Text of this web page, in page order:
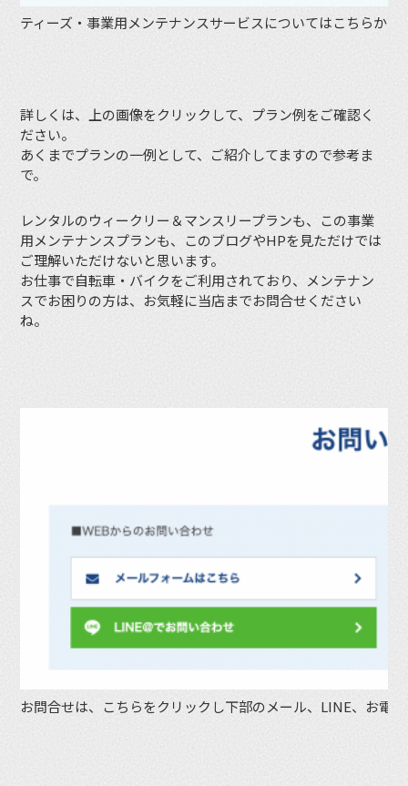
ティーズ・事業用メンテナンスサービスについてはこちらから
詳しくは、上の画像をクリックして、プラン例をご確認く
ださい。
あくまでプランの一例として、ご紹介してますので参考ま
で。
レンタルのウィークリー＆マンスリープランも、この事業
用メンテナンスプランも、このブログやHPを見ただけでは
ご理解いただけないと思います。
お仕事で自転車・バイクをご利用されており、メンテナン
スでお困りの方は、お気軽に当店までお問合せください
ね。
お問合せは、こちらをクリックし下部のメール、LINE、お電